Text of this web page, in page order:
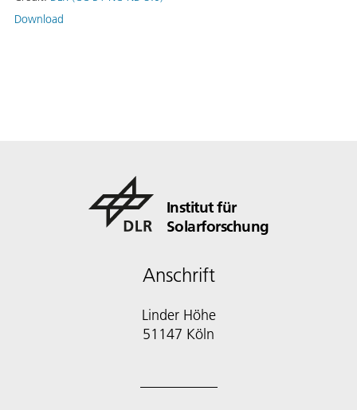
Download
Institut für
Solarforschung
Anschrift
Linder Höhe
51147 Köln